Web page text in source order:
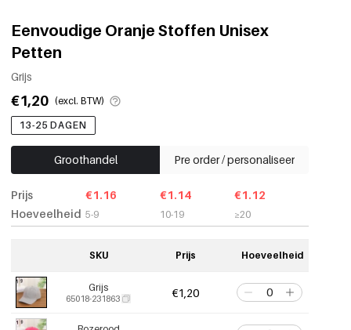
Eenvoudige Oranje Stoffen Unisex
Petten
Grijs
€1,20 (excl. BTW)
13-25 DAGEN
Groothandel Pre order / personaliseer
Prijs
Hoeveelheid
€1.16
5-9
€1.14
10-19
€1.12
≥20
SKU Prijs Hoeveelheid
Grijs
65018-231863 €1,20